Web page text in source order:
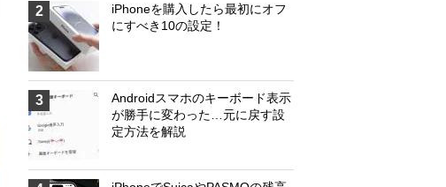
2
iPhoneを購入したら最初にオフ
にすべき10の設定！
3
Androidスマホのキーボード表示
が勝手に変わった…元に戻す設
定方法を解説